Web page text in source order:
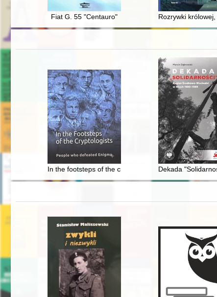
Fiat G. 55 "Centauro" Rozrywki
In the footsteps of the cryptologists : people who
Dekada